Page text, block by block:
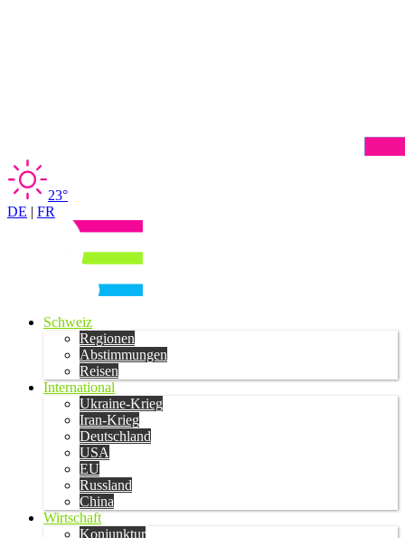
23°
DE | FR
Schweiz
Regionen
Abstimmungen
Reisen
International
Ukraine-Krieg
Iran-Krieg
Deutschland
USA
EU
Russland
China
Wirtschaft
Konjunktur